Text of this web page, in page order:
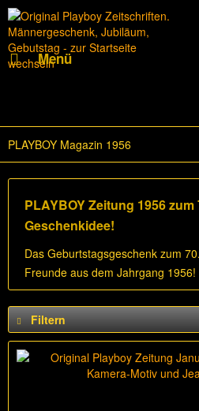
Menü
PLAYBOY Magazin 1956
PLAYBOY Zeitung 1956
Geschenkidee!
Das Geburtstagsgeschenk zum
Freunde aus dem Jahrgang 1956!
Filtern